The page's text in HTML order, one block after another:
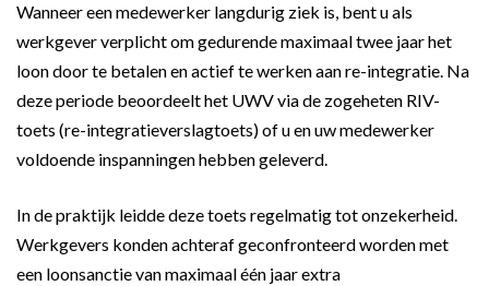
Wanneer een medewerker langdurig ziek is, bent u als
werkgever verplicht om gedurende maximaal twee jaar het
loon door te betalen en actief te werken aan re-integratie. Na
deze periode beoordeelt het UWV via de zogeheten RIV-
toets (re-integratieverslagtoets) of u en uw medewerker
voldoende inspanningen hebben geleverd.
In de praktijk leidde deze toets regelmatig tot onzekerheid.
Werkgevers konden achteraf geconfronteerd worden met
een loonsanctie van maximaal één jaar extra